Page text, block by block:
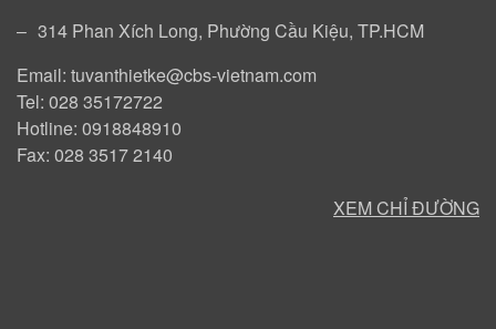
‒ 314 Phan Xích Long, Phường Cầu Kiệu, TP.HCM
Email: tuvanthietke@cbs-vietnam.com
Tel: 028 35172722
Hotline: 0918848910
Fax: 028 3517 2140
XEM CHỈ ĐƯỜNG